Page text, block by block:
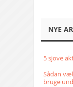
NYE
5 sjove
Sådan
bruge